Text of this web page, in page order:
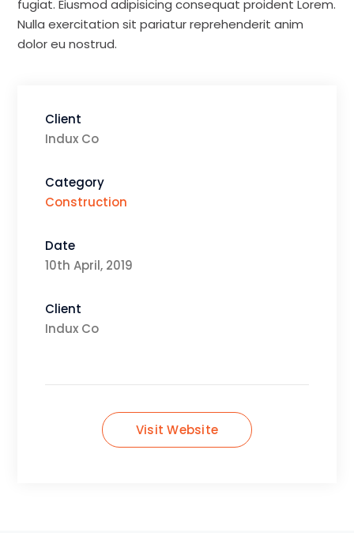
fugiat. Eiusmod adipisicing consequat proident Lorem.
Nulla exercitation sit pariatur reprehenderit anim
dolor eu nostrud.
Client
Indux Co
Category
Construction
Date
10th April, 2019
Client
Indux Co
Visit Website